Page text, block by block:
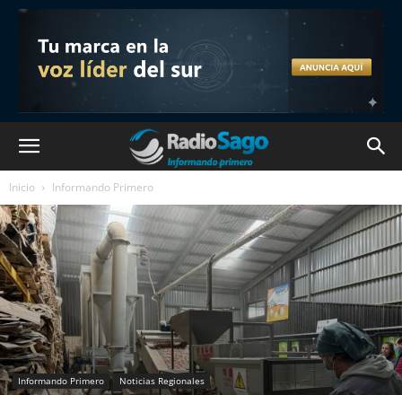
Inicio Informando Primero
Informando Primero Noticias Regionales